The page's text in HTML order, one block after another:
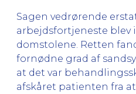
Sagen vedrørende
arbejdsfortjeneste blev
domstolene. Retten
fornødne grad af
at det var
afskåret patienten fra